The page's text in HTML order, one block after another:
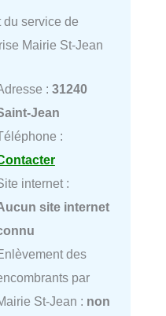
du service de
Mairie St-Jean
: 31240
Jean
:
internet :
site internet
des
par
St-Jean : non